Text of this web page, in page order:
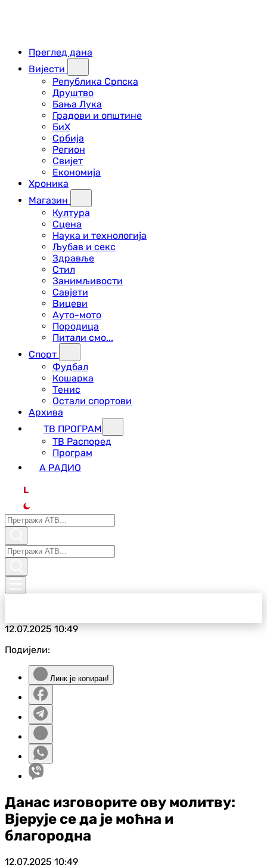
Преглед дана
Вијести
Република Српска
Друштво
Бања Лука
Градови и општине
БиХ
Србија
Регион
Свијет
Економија
Хроника
Магазин
Култура
Сцена
Наука и технологија
Љубав и секс
Здравље
Стил
Занимљивости
Савјети
Вицеви
Ауто-мото
Породица
Питали смо...
Спорт
Фудбал
Кошарка
Тенис
Остали спортови
Архива
ТВ ПРОГРАМ
ТВ Распоред
Програм
А РАДИО
L
12.07.202510:49
Подијели:
Линк је копиран!
Данас изговорите ову молитву:
Вјерује се да је моћна и
благородна
12.07.2025 10:49